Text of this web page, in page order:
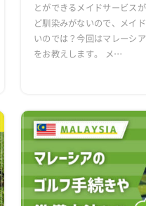
とができるメイドサービス
ど馴染みがないので、メイ
いのでは？今回はマレーシ
をお教えします。 メ…